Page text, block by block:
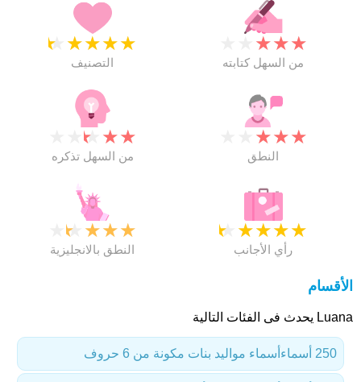
★
★
★
★
★
التصنيف
★
★
★
من السهل كتابته
★
★
★
من السهل تذكره
★
★
★
النطق
★
★
★
★
النطق بالانجليزية
★
★
★
★
★
رأي الأجانب
الأقسام
Luana يحدث فى الفئات التالية
أسماء مواليد بنات مكونة من 6 حروف 250 أسماء